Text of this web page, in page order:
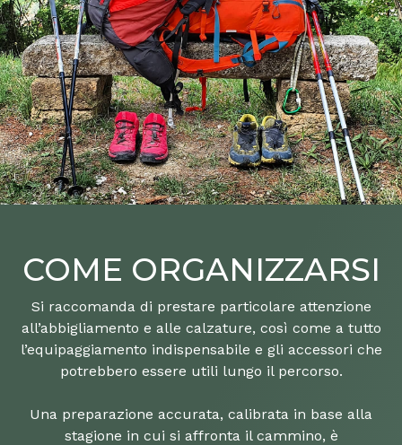
COME ORGANIZZARSI
Si raccomanda di prestare particolare attenzione
all’abbigliamento e alle calzature, così come a tutto
l’equipaggiamento indispensabile e gli accessori che
potrebbero essere utili lungo il percorso.
Una preparazione accurata, calibrata in base alla
stagione in cui si affronta il cammino, è